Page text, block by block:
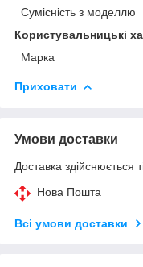
Сумісність з моделлю
Користувальницькі
Марка
Приховати
Умови доставки
Доставка здійснюється
Нова Пошта
Всі умови доставки